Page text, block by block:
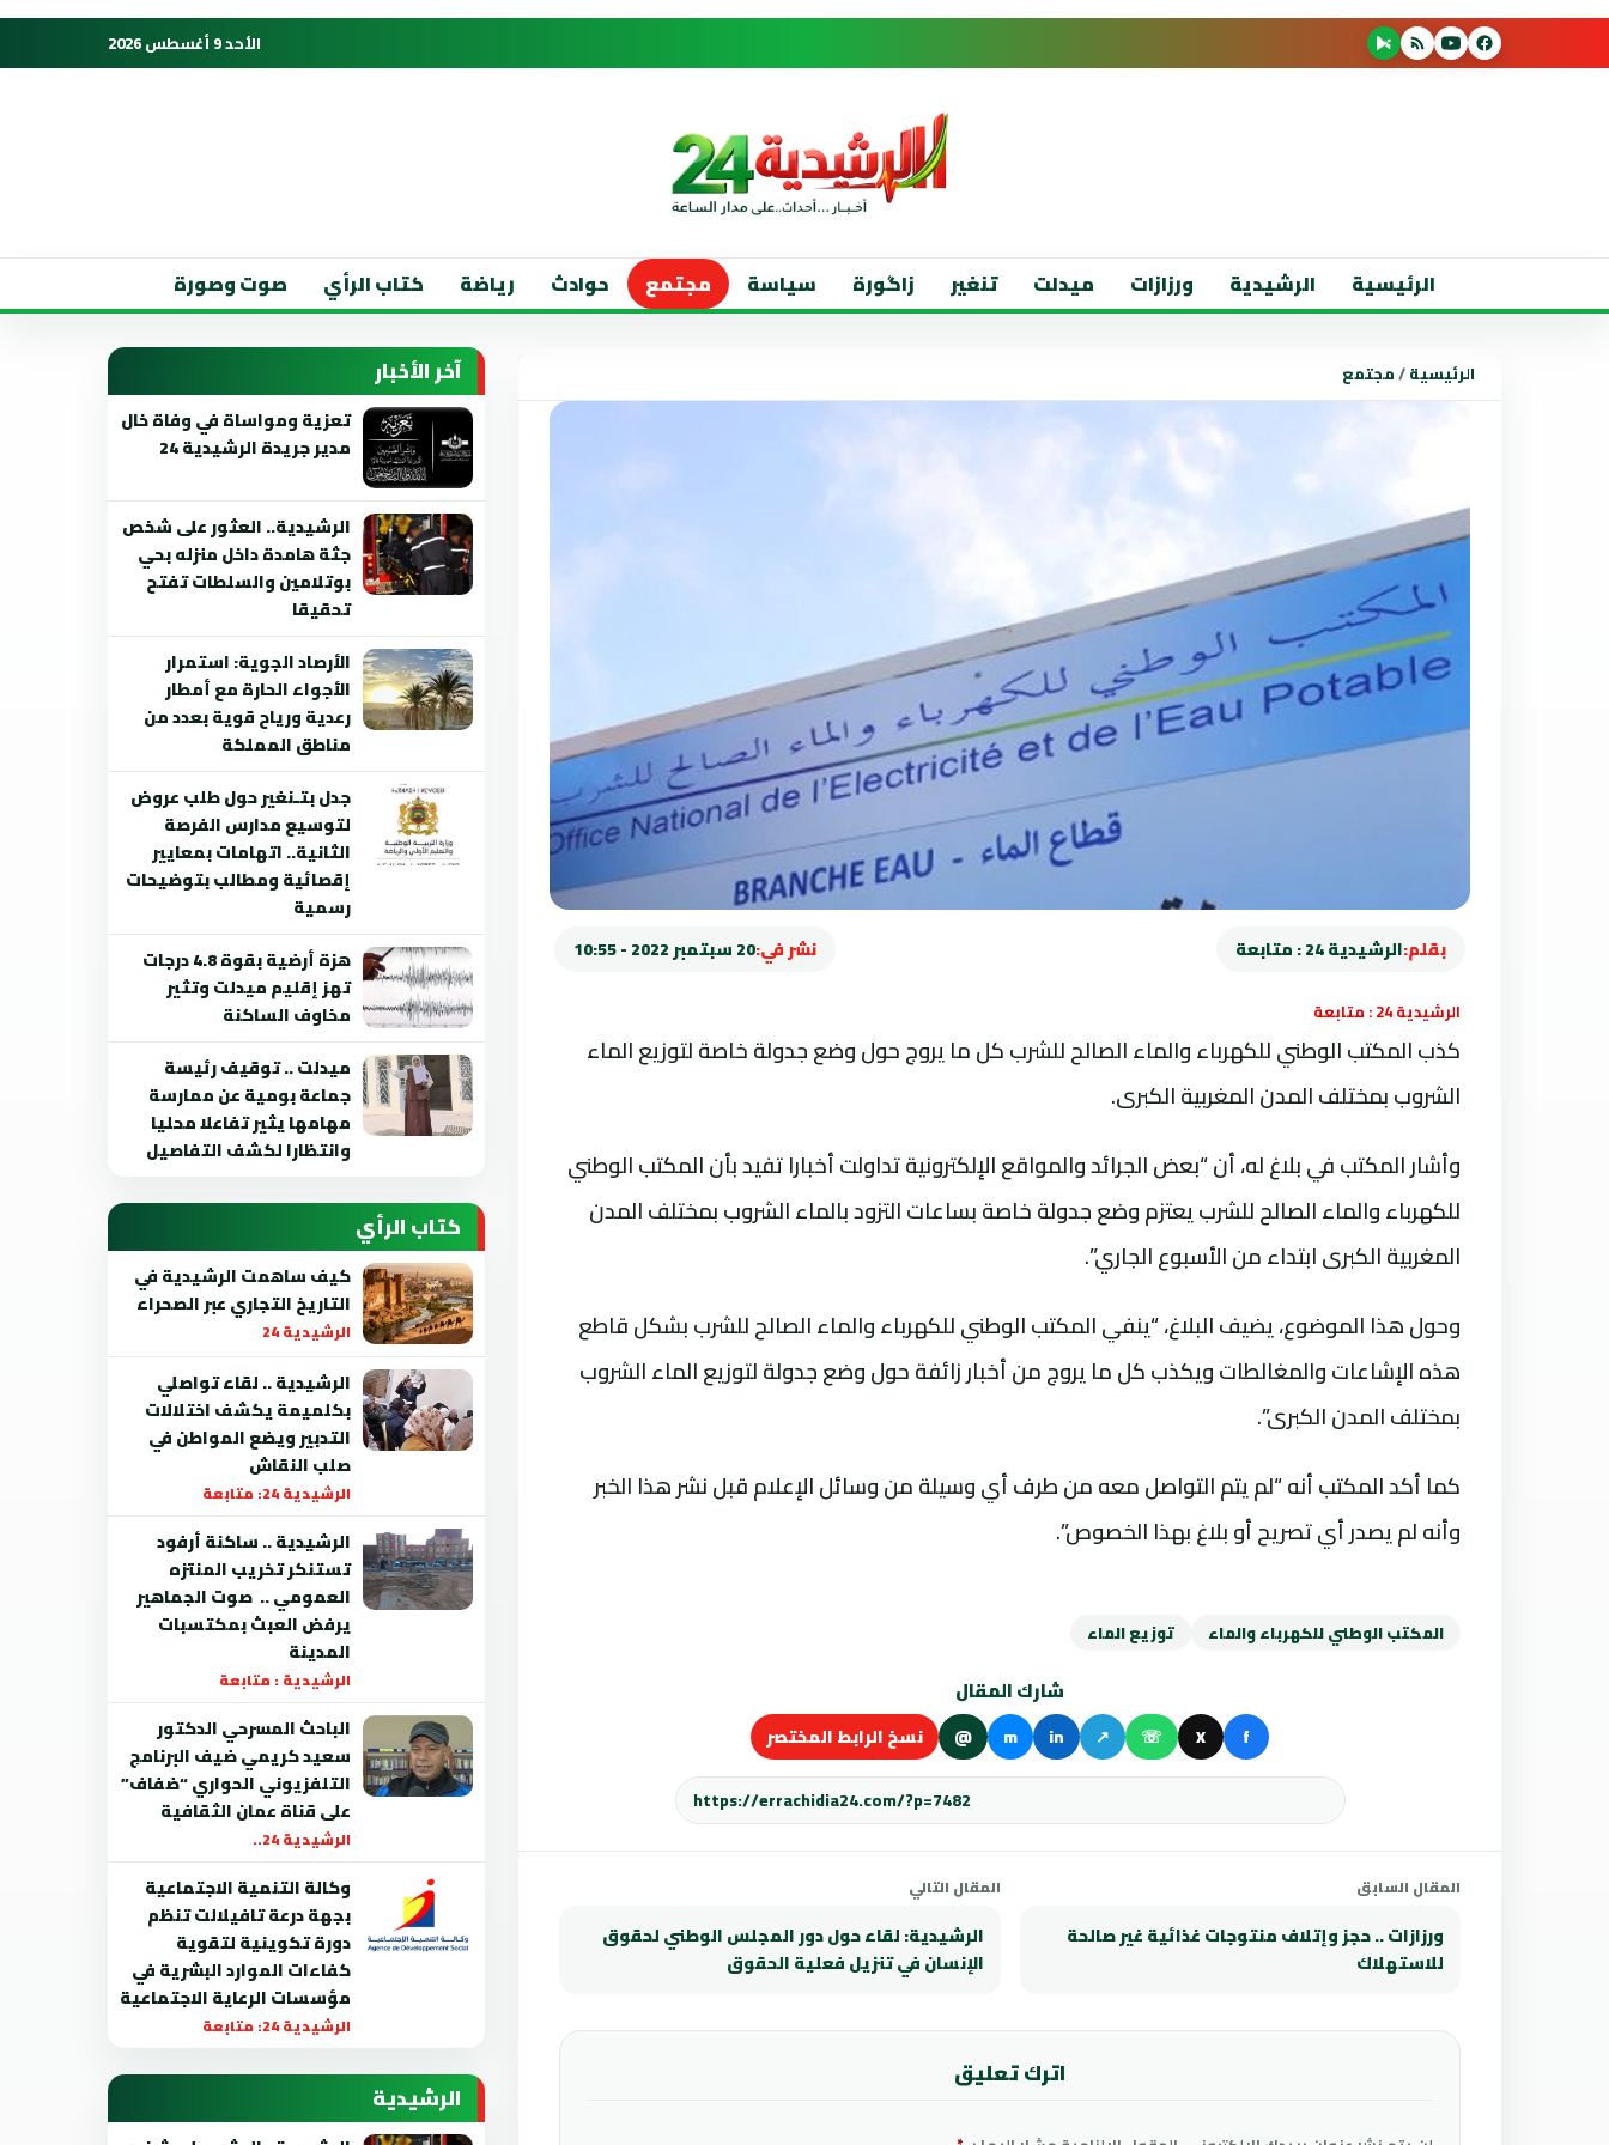
الأحد 9 أغسطس 2026
الرئيسية الرشيدية ورزازات ميدلت تنغير زاگورة سياسة مجتمع حوادث رياضة كتاب الرأي صوت وصورة
الرئيسية/مجتمع
بقلم:الرشيدية 24 : متابعة نشر في:20 سبتمبر 2022 - 10:55
الرشيدية 24 : متابعة
كذب المكتب الوطني للكهرباء والماء الصالح للشرب كل ما يروج حول وضع جدولة خاصة لتوزيع الماء
الشروب بمختلف المدن المغربية الكبرى.
وأشار المكتب في بلاغ له، أن “بعض الجرائد والمواقع الإلكترونية تداولت أخبارا تفيد بأن المكتب الوطني
للكهرباء والماء الصالح للشرب يعتزم وضع جدولة خاصة بساعات التزود بالماء الشروب بمختلف المدن
المغربية الكبرى ابتداء من الأسبوع الجاري”.
وحول هذا الموضوع، يضيف البلاغ، “ينفي المكتب الوطني للكهرباء والماء الصالح للشرب بشكل قاطع
هذه الإشاعات والمغالطات ويكذب كل ما يروج من أخبار زائفة حول وضع جدولة لتوزيع الماء الشروب
بمختلف المدن الكبرى”.
كما أكد المكتب أنه “لم يتم التواصل معه من طرف أي وسيلة من وسائل الإعلام قبل نشر هذا الخبر
وأنه لم يصدر أي تصريح أو بلاغ بهذا الخصوص”.
المكتب الوطني للكهرباء والماء توزيع الماء
شارك المقال
f
X
☏
↗
in
m
@ نسخ الرابط المختصر
المقال السابق
ورزازات .. حجز وإتلاف منتوجات غذائية غير صالحة
للاستهلاك
المقال التالي
الرشيدية: لقاء حول دور المجلس الوطني لحقوق
الإنسان في تنزيل فعلية الحقوق
اترك تعليق
آخر الأخبار
تعزية ومواساة في وفاة خال
مدير جريدة الرشيدية 24
الرشيدية.. العثور على شخص
جثة هامدة داخل منزله بحي
بوتلامين والسلطات تفتح
تحقيقا
الأرصاد الجوية: استمرار
الأجواء الحارة مع أمطار
رعدية ورياح قوية بعدد من
مناطق المملكة
جدل بتـنغير حول طلب عروض
لتوسيع مدارس الفرصة
الثانية.. اتهامات بمعايير
إقصائية ومطالب بتوضيحات
رسمية
هزة أرضية بقوة 4.8 درجات
تهز إقليم ميدلت وتثير
مخاوف الساكنة
ميدلت .. توقيف رئيسة
جماعة بومية عن ممارسة
مهامها يثير تفاعلا محليا
وانتظارا لكشف التفاصيل
كتاب الرأي
كيف ساهمت الرشيدية في
التاريخ التجاري عبر الصحراء
الرشيدية 24
الرشيدية .. لقاء تواصلي
بكلميمة يكشف اختلالات
التدبير ويضع المواطن في
صلب النقاش
الرشيدية 24: متابعة
الرشيدية .. ساكنة أرفود
تستنكر تخريب المنتزه
العمومي .. صوت الجماهير
يرفض العبث بمكتسبات
المدينة
الرشيدية : متابعة
الباحث المسرحي الدكتور
سعيد كريمي ضيف البرنامج
التلفزيوني الحواري “ضفاف”
على قناة عمان الثقافية
الرشيدية 24..
وكالة التنمية الاجتماعية
بجهة درعة تافيلالت تنظم
دورة تكوينية لتقوية
كفاءات الموارد البشرية في
مؤسسات الرعاية الاجتماعية
الرشيدية 24: متابعة
الرشيدية